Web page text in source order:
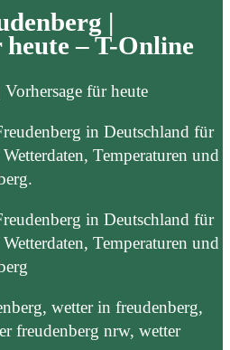
|
– T-Online
für heute
in Deutschland für
Temperaturen und
in Deutschland für
Temperaturen und
wetter in freudenberg,
freudenberg nrw, wetter